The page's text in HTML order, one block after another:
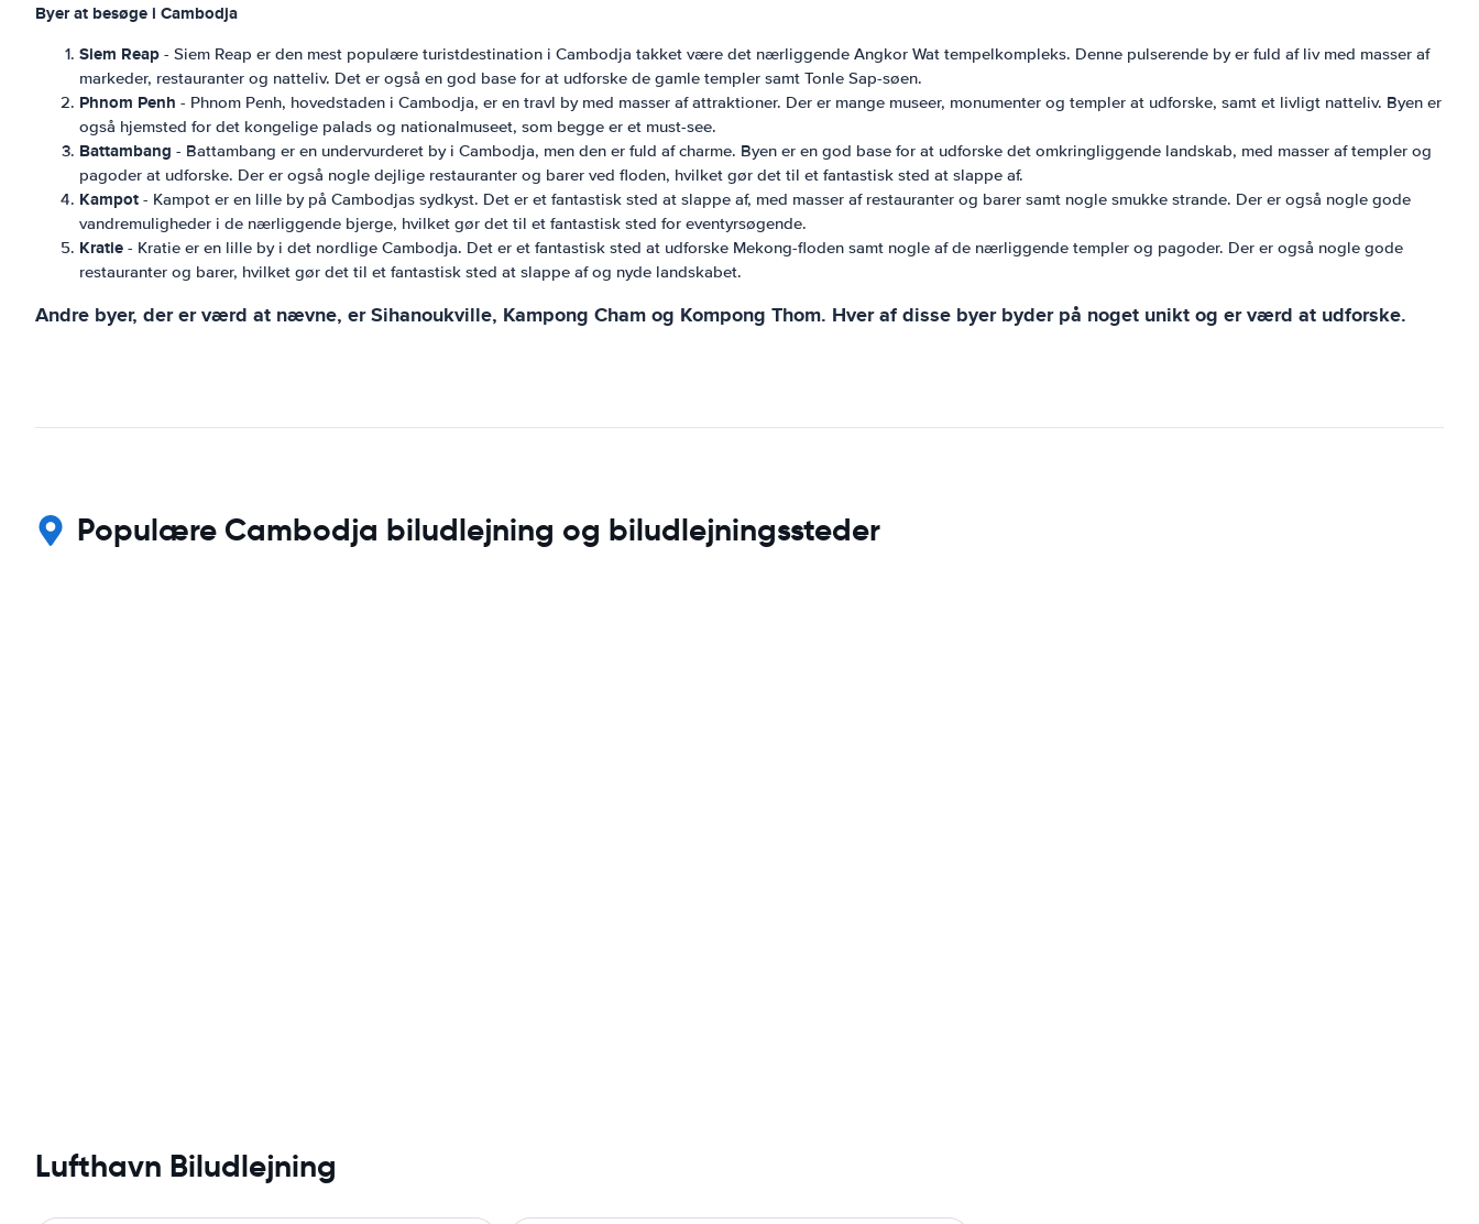
Byer at besøge i Cambodja
Siem Reap - Siem Reap er den mest populære turistdestination i Cambodja takket være det nærliggende Angkor Wat tempelkompleks. Denne pulserende by er fuld af liv med masser af
markeder, restauranter og natteliv. Det er også en god base for at udforske de gamle templer samt Tonle Sap-søen.
Phnom Penh - Phnom Penh, hovedstaden i Cambodja, er en travl by med masser af attraktioner. Der er mange museer, monumenter og templer at udforske, samt et livligt natteliv. Byen er
også hjemsted for det kongelige palads og nationalmuseet, som begge er et must-see.
Battambang - Battambang er en undervurderet by i Cambodja, men den er fuld af charme. Byen er en god base for at udforske det omkringliggende landskab, med masser af templer og
pagoder at udforske. Der er også nogle dejlige restauranter og barer ved floden, hvilket gør det til et fantastisk sted at slappe af.
Kampot - Kampot er en lille by på Cambodjas sydkyst. Det er et fantastisk sted at slappe af, med masser af restauranter og barer samt nogle smukke strande. Der er også nogle gode
vandremuligheder i de nærliggende bjerge, hvilket gør det til et fantastisk sted for eventyrsøgende.
Kratie - Kratie er en lille by i det nordlige Cambodja. Det er et fantastisk sted at udforske Mekong-floden samt nogle af de nærliggende templer og pagoder. Der er også nogle gode
restauranter og barer, hvilket gør det til et fantastisk sted at slappe af og nyde landskabet.
Andre byer, der er værd at nævne, er Sihanoukville, Kampong Cham og Kompong Thom. Hver af disse byer byder på noget unikt og er værd at udforske.
Populære Cambodja biludlejning og biludlejningssteder
Lufthavn Biludlejning